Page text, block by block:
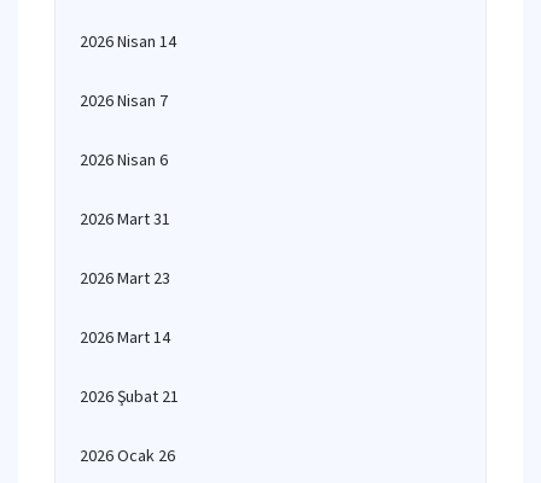
2026 Nisan 14
2026 Nisan 7
2026 Nisan 6
2026 Mart 31
2026 Mart 23
2026 Mart 14
2026 Şubat 21
2026 Ocak 26